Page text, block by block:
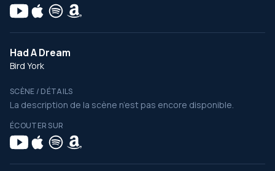
Had A Dream
Bird York
SCÈNE / DÉTAILS
La description de la scène n’est pas encore disponible.
ÉCOUTER SUR